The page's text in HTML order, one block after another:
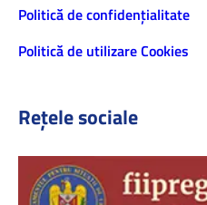
Politică de confidenţialitate
Politică de utilizare Cookies
Rețele sociale